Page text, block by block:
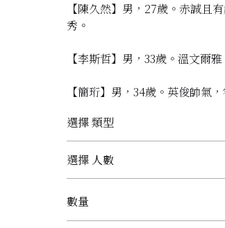
【陳久然】男，27歲。赤誠且
秀。
【李斯哲】男，33歲。溫文爾
【簡珩】男，34歲。英俊帥氣
選擇 類型
選擇 人數
數量